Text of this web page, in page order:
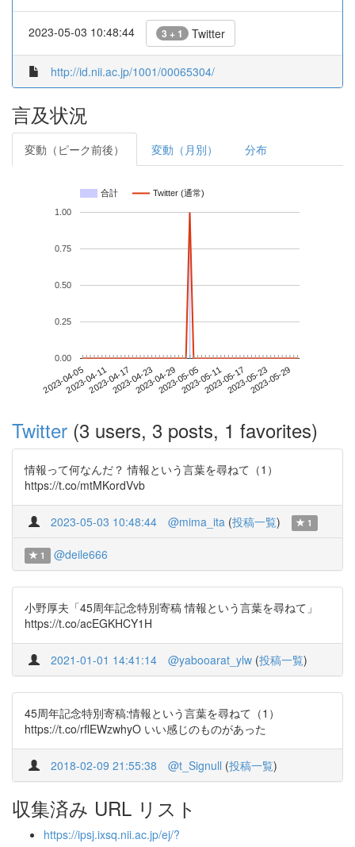
2023-05-03 10:48:44 3 + 1 Twitter
http://id.nii.ac.jp/1001/00065304/
言及状況
変動（ピーク前後） 変動（月別） 分布
合計 Twitter (通常)
2023-04-052023-04-112023-04-172023-04-232023-04-292023-05-052023-05-112023-05-172023-05-232023-05-29
0.00
0.25
0.50
0.75
1.00
Twitter (3 users, 3 posts, 1 favorites)
情報って何なんだ？ 情報という言葉を尋ねて（1）
https://t.co/mtMKordVvb
2023-05-03 10:48:44 @mima_ita (投稿一覧) 1
1 @deile666
小野厚夫「45周年記念特別寄稿 情報という言葉を尋ねて」
https://t.co/acEGKHCY1H
2021-01-01 14:41:14 @yabooarat_ylw (投稿一覧)
45周年記念特別寄稿:情報という言葉を尋ねて（1）
https://t.co/rflEWzwhyO いい感じのものがあった
2018-02-09 21:55:38 @t_Signull (投稿一覧)
収集済み URL リスト
https://ipsj.ixsq.nii.ac.jp/ej/?